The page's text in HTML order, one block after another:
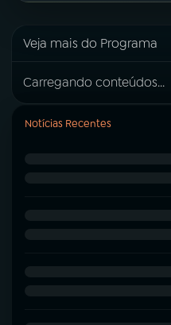
Veja mais do Programa
Carregando conteúdos...
Notícias Recentes